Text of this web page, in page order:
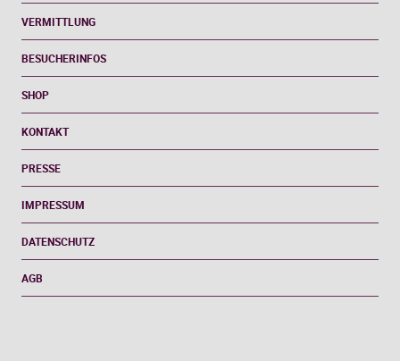
VERMITTLUNG
BESUCHERINFOS
SHOP
KONTAKT
PRESSE
IMPRESSUM
DATENSCHUTZ
AGB